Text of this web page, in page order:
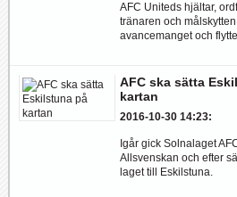
AFC Uniteds hjältar,
tränaren och
avancemanget och
AFC ska sätta
kartan
2016-10-30 14:23:
Igår gick Solnalaget
Allsvenskan och efter
laget till Eskilstuna.